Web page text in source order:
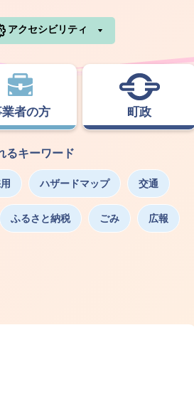
アクセシビリティ
者の方 町政
るキーワード
ハザードマップ 交通
ふるさと納税 ごみ 広報